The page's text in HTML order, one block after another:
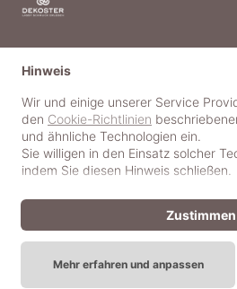
© 2018-2025 dekoster GmbH
Hinweis
Wir und einige unserer Service
den Cookie-Richtlinien
und ähnliche Technologien ein.
Sie willigen in den Einsatz solcher
indem Sie diesen Hinweis schließen.
Mehr erfahren und anpassen
Zustimmen